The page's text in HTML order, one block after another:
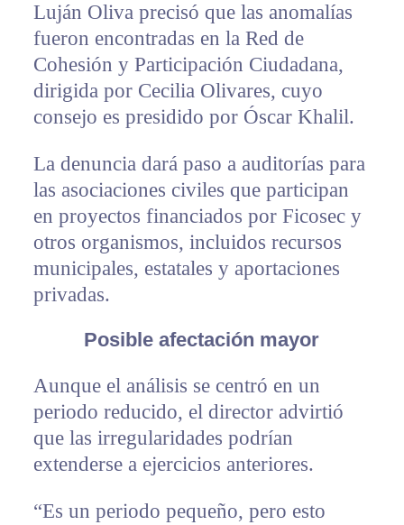
Luján Oliva precisó que las anomalías
fueron encontradas en la Red de
Cohesión y Participación Ciudadana,
dirigida por Cecilia Olivares, cuyo
consejo es presidido por Óscar Khalil.
La denuncia dará paso a auditorías para
las asociaciones civiles que participan
en proyectos financiados por Ficosec y
otros organismos, incluidos recursos
municipales, estatales y aportaciones
privadas.
Posible afectación mayor
Aunque el análisis se centró en un
periodo reducido, el director advirtió
que las irregularidades podrían
extenderse a ejercicios anteriores.
“Es un periodo pequeño, pero esto